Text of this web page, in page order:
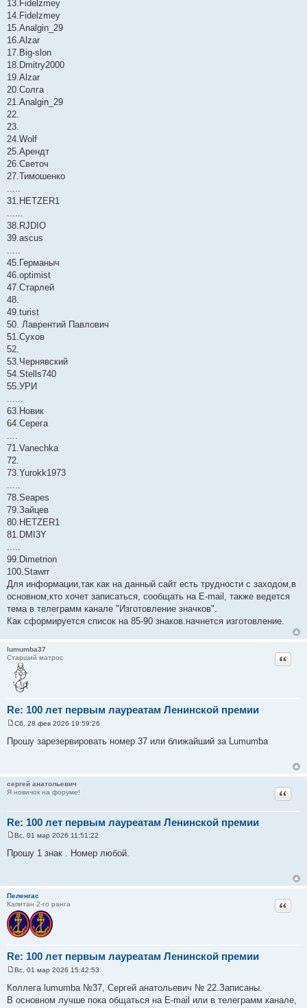
13.Fidelzmey
14.Fidelzmey
15.Analgin_29
16.Alzar
17.Big-slon
18.Dmitry2000
19.Alzar
20.Солга
21.Analgin_29
22.
23.
24.Wolf
25.Арендт
26.Светоч
27.Тимошенко
.....
31.HETZER1
......
38.RJDIO
39.ascus
.....
45.Германыч
46.optimist
47.Старлей
48.
49.turist
50. Лаврентий Павлович
51.Сухов
52.
53.Чернявский
54.Stells740
55.УРИ
......
63.Новик
64.Серега
....
71.Vanechka
72.
73.Yurokk1973
.....
78.Seapes
79.Зайцев
80.HETZER1
81.DMI3Y
.....
99.Dimetrion
100.Stawrr
Для информации,так как на данный сайт есть трудности с заходом,в
основном,кто хочет записаться, сообщать на E-mail, также ведется
тема в телеграмм канале "Изготовление значков".
Как сформируется список на 85-90 знаков.начнется изготовление.
lumumba37
Старший матрос
Re: 100 лет первым лауреатам Ленинской премии
о
н
и
е
Сб, 28 фев 2026 19:59:26
Прошу зарезервировать номер 37 или ближайший за Lumumba
сергей анатольевич
Я новичок на форуме!
Re: 100 лет первым лауреатам Ленинской премии
о
и
е
Вс, 01 мар 2026 11:51:22
Прошу 1 знак . Номер любой.
Пеленгас
Капитан 2-го ранга
Re: 100 лет первым лауреатам Ленинской премии
о
б
Вс, 01 мар 2026 15:42:53
Коллега lumumba №37, Сергей анатольевич № 22.Записаны.
В основном лучше пока общаться на E-mail или в телеграмм канале,